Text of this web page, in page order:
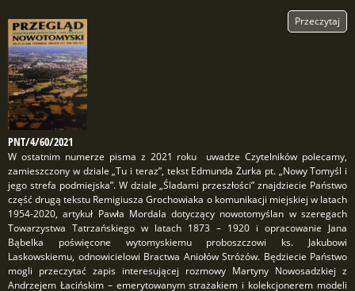
Przeczytaj
PNT/4/60/2021
W ostatnim numerze pisma z 2021 roku uwadze Czytelników polecamy,
zamieszczony w dziale „Tu i teraz”, tekst Edmunda Żurka pt. „Nowy Tomyśl i
jego strefa podmiejska”. W dziale „Śladami przeszłości” znajdziecie Państwo
część drugą tekstu Remigiusza Grochowiaka o komunikacji miejskiej w latach
1954-2020, artykuł Pawła Mordala dotyczący nowotomyślan w szeregach
Towarzystwa Tatrzańskiego w latach 1873 – 1920 i opracowanie Jana
Bąbelka poświęcone wytomyskiemu proboszczowi ks. Jakubowi
Laskowskiemu, odnowicielowi Bractwa Aniołów Stróżów. Będziecie Państwo
mogli przeczytać zapis interesującej rozmowy Martyny Nowosadzkiej z
Andrzejem Łacińskim – emerytowanym strażakiem i kolekcjonerem modeli